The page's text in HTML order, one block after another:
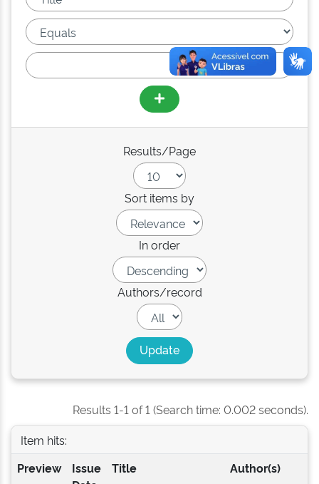
Results/Page
Sort items by
In order
Authors/record
Results 1-1 of 1 (Search time: 0.002 seconds).
Item hits:
Preview
Issue
Title Author(s)